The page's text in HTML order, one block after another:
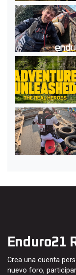
Enduro21
Crea una cuenta
nuevo foro,